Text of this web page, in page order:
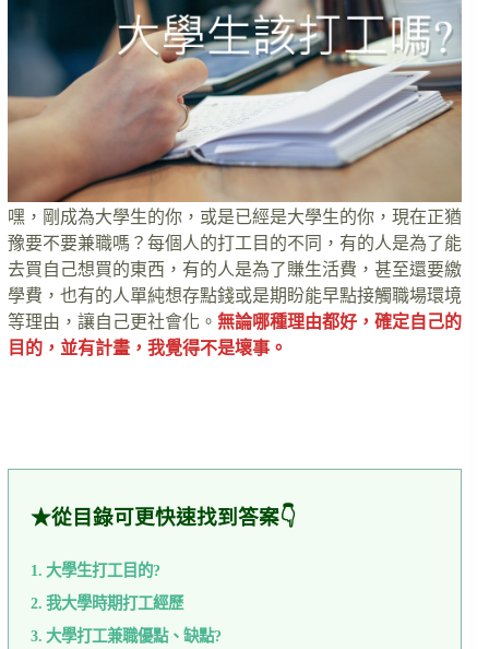
嘿，剛成為大學生的你，或是已經是大學生的你，現在正猶
豫要不要兼職嗎？每個人的打工目的不同，有的人是為了能
去買自己想買的東西，有的人是為了賺生活費，甚至還要繳
學費，也有的人單純想存點錢或是期盼能早點接觸職場環境
等理由，讓自己更社會化。 無論哪種理由都好，確定自己的
目的，並有計畫，我覺得不是壞事。
★從目錄可更快速找到答案👇
大學生打工目的?
我大學時期打工經歷
大學打工兼職優點、缺點?